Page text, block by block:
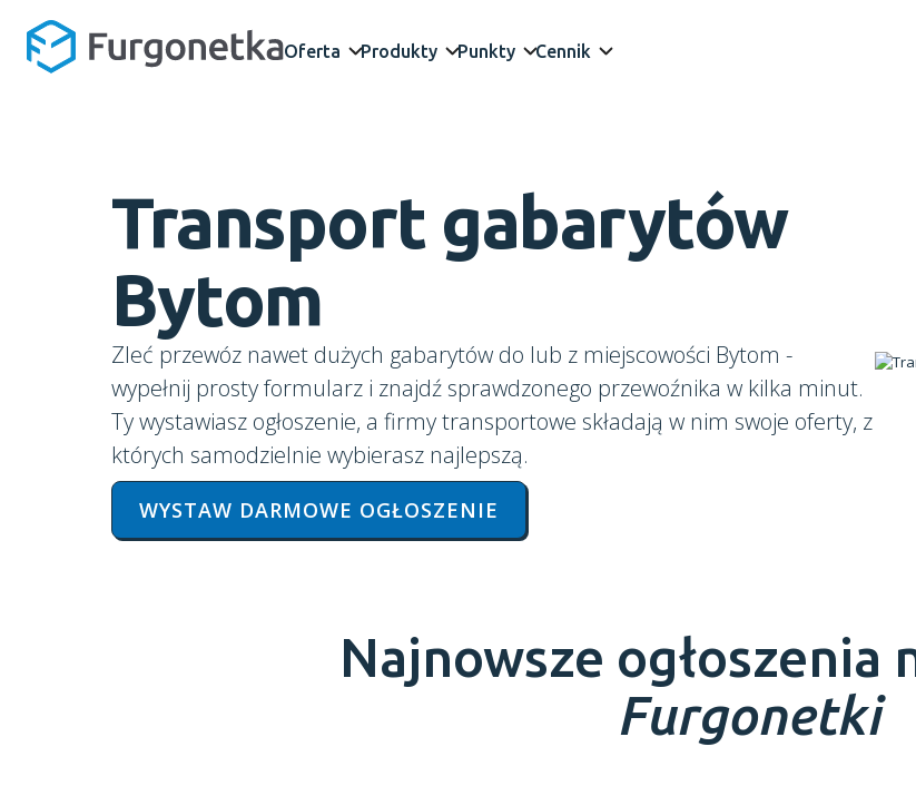
Oferta Produkty Punkty Cennik
Transport gabarytów
Bytom
Zleć przewóz nawet dużych gabarytów do lub z miejscowości Bytom -
wypełnij prosty formularz i znajdź sprawdzonego przewoźnika w kilka minut.
Ty wystawiasz ogłoszenie, a firmy transportowe składają w nim swoje oferty, z
których samodzielnie wybierasz najlepszą.
WYSTAW DARMOWE OGŁOSZENIE
Najnowsze ogłoszenia
Furgonetki